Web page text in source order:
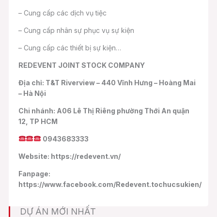
– Cung cấp các dịch vụ tiệc
– Cung cấp nhân sự phục vụ sự kiện
– Cung cấp các thiết bị sự kiện…
REDEVENT JOINT STOCK COMPANY
Địa chỉ: T&T Riverview – 440 Vĩnh Hưng – Hoàng Mai
– Hà Nội
Chi nhánh: A06 Lê Thị Riêng phường Thới An quận
12, TP HCM
0943683333
Website: https://redevent.vn/
Fanpage:
https://www.facebook.com/Redevent.tochucsukien/
DỰ ÁN MỚI NHẤT